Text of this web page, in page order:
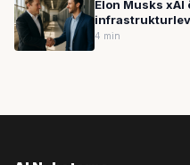
Elon Musks
Anthropic
4 min